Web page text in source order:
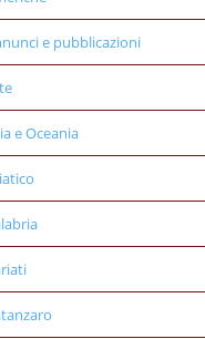
e pubblicazioni
e Oceania